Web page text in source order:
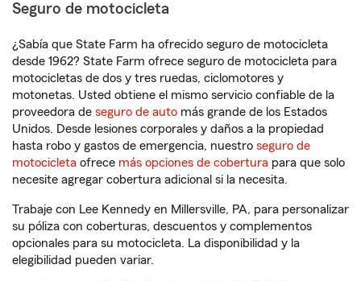
Seguro de motocicleta
¿Sabía que State Farm ha ofrecido seguro de motocicleta
desde 1962? State Farm ofrece seguro de motocicleta para
motocicletas de dos y tres ruedas, ciclomotores y
motonetas. Usted obtiene el mismo servicio confiable de la
proveedora de seguro de auto más grande de los Estados
Unidos. Desde lesiones corporales y daños a la propiedad
hasta robo y gastos de emergencia, nuestro seguro de
motocicleta ofrece más opciones de cobertura para que solo
necesite agregar cobertura adicional si la necesita.
Trabaje con Lee Kennedy en Millersville, PA, para personalizar
su póliza con coberturas, descuentos y complementos
opcionales para su motocicleta. La disponibilidad y la
elegibilidad pueden variar.